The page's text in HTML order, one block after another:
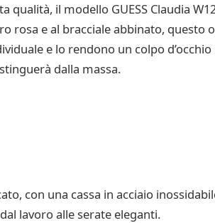
qualità, il modello GUESS Claudia
rosa e al bracciale abbinato,
e lo rendono un colpo
dalla massa.
con una cassa in acciaio
lavoro alle serate eleganti.